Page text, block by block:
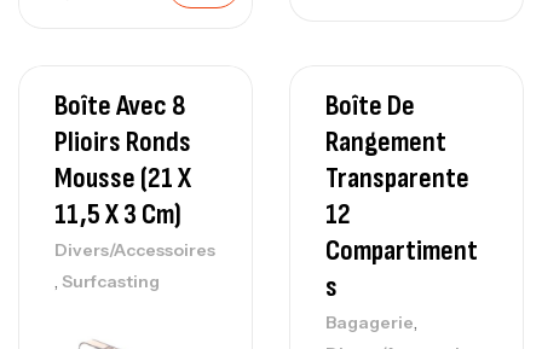
Boîte Avec 8
Plioirs Ronds
Mousse (21 X
11,5 X 3 Cm)
Divers/Accessoires
Surfcasting
Boîte De
Rangement
Transparente
12
Compartiment
S
Bagagerie